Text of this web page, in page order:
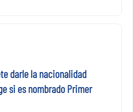
darle la nacionalidad
si es nombrado Primer